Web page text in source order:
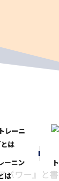
ーニン
は
パワー』と